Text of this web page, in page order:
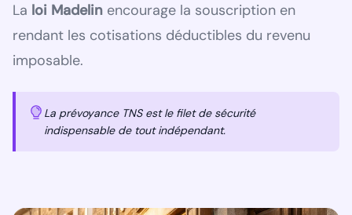
La loi Madelin encourage la souscription en
rendant les cotisations déductibles du revenu
imposable.
La prévoyance TNS est le filet de sécurité
indispensable de tout indépendant.